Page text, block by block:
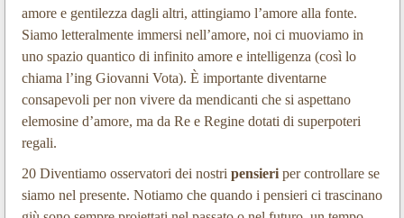
amore e gentilezza dagli altri, attingiamo l’amore alla fonte.
Siamo letteralmente immersi nell’amore, noi ci muoviamo in
uno spazio quantico di infinito amore e intelligenza (così lo
chiama l’ing Giovanni Vota). È importante diventarne
consapevoli per non vivere da mendicanti che si aspettano
elemosine d’amore, ma da Re e Regine dotati di superpoteri
regali.
20 Diventiamo osservatori dei nostri pensieriper controllare se
siamo nel presente. Notiamo che quando i pensieri ci trascinano